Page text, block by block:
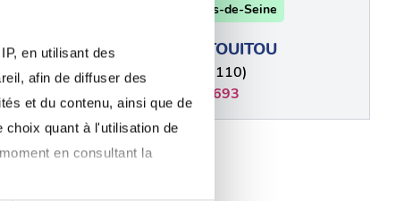
en utilisant des
afin de diffuser des
et du contenu, ainsi que de
choix quant à l'utilisation de
en consultant la
92 - Hauts-de-Seine
STEVE TOUITOU
Clichy (92110)
0155906693
plus